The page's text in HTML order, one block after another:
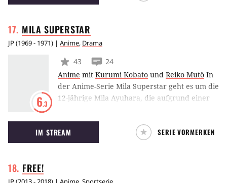
Serie startete im August 2021 bei Starz und
MILASUPERSTAR
JP(1969 - 1971) | Anime, Drama
6.3
43
24
Anime mit Kurumi Kobato und Reiko Mutô In
der Anime-Serie Mila Superstar geht es um die
12-jährige Mila Ayuhara, die aufgrund einer
ziehen muss. An ihrer neuen Schule, der
Fujimi Junior Highschool, spielt sie im
Volleyball-Team. Volleyball ist ihr Leben und
IM STREAM SERIE VORMERKEN
FREE!